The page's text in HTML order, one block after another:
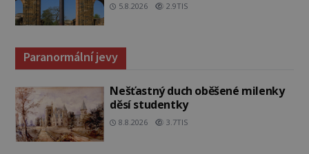
5.8.2026 2.9TIS
Paranormální jevy
Nešťastný duch oběšené milenky
děsí studentky
8.8.2026 3.7TIS